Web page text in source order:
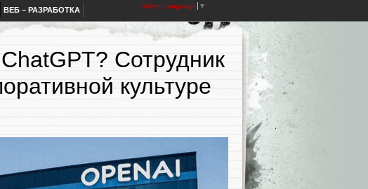
ВЕБ – РАЗРАБОТКА Select Language ▼
Сотрудник
культуре